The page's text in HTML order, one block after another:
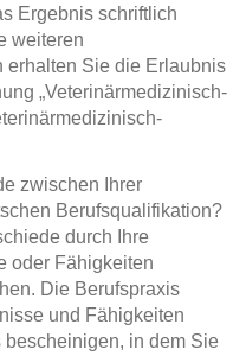
Ergebnis schriftlich
weiteren
erhalten Sie die Erlaubnis
„Veterinärmedizinisch-
zwischen Ihrer
Berufsqualifikation?
durch Ihre
oder Fähigkeiten
Die Berufspraxis
und Fähigkeiten
in dem Sie